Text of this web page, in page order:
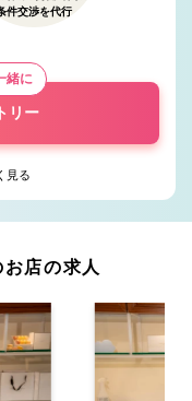
件交渉を代行
緒に
リー
見る
店の求人